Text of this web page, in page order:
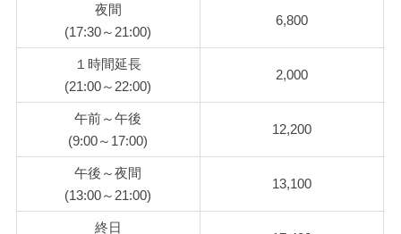
夜間
(17:30～21:00)
6,800
１時間延長
(21:00～22:00)
2,000
午前～午後
(9:00～17:00)
12,200
午後～夜間
(13:00～21:00)
13,100
終日